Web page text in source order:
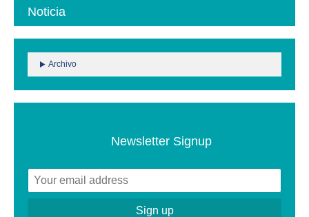
Noticia
Archivo
Newsletter Signup